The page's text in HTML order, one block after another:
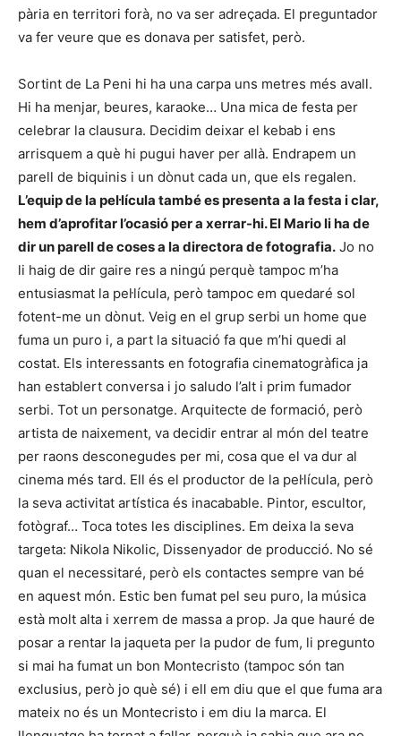
pària en territori forà, no va ser adreçada. El preguntador
va fer veure que es donava per satisfet, però.
Sortint de La Peni hi ha una carpa uns metres més avall.
Hi ha menjar, beures, karaoke… Una mica de festa per
celebrar la clausura. Decidim deixar el kebab i ens
arrisquem a què hi pugui haver per allà. Endrapem un
parell de biquinis i un dònut cada un, que els regalen.
L’equip de la pel·lícula també es presenta a la festa i clar,
hem d’aprofitar l’ocasió per a xerrar-hi. El Mario li ha de
dir un parell de coses a la directora de fotografia. Jo no
li haig de dir gaire res a ningú perquè tampoc m’ha
entusiasmat la pel·lícula, però tampoc em quedaré sol
fotent-me un dònut. Veig en el grup serbi un home que
fuma un puro i, a part la situació fa que m’hi quedi al
costat. Els interessants en fotografia cinematogràfica ja
han establert conversa i jo saludo l’alt i prim fumador
serbi. Tot un personatge. Arquitecte de formació, però
artista de naixement, va decidir entrar al món del teatre
per raons desconegudes per mi, cosa que el va dur al
cinema més tard. Ell és el productor de la pel·lícula, però
la seva activitat artística és inacabable. Pintor, escultor,
fotògraf… Toca totes les disciplines. Em deixa la seva
targeta: Nikola Nikolic, Dissenyador de producció. No sé
quan el necessitaré, però els contactes sempre van bé
en aquest món. Estic ben fumat pel seu puro, la música
està molt alta i xerrem de massa a prop. Ja que hauré de
posar a rentar la jaqueta per la pudor de fum, li pregunto
si mai ha fumat un bon Montecristo (tampoc són tan
exclusius, però jo què sé) i ell em diu que el que fuma ara
mateix no és un Montecristo i em diu la marca. El